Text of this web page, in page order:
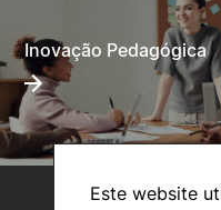
Este website
Inovação Pedagógica